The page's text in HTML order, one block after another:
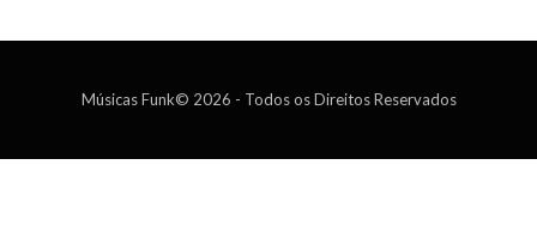
Músicas Funk© 2026 - Todos os Direitos Reservados